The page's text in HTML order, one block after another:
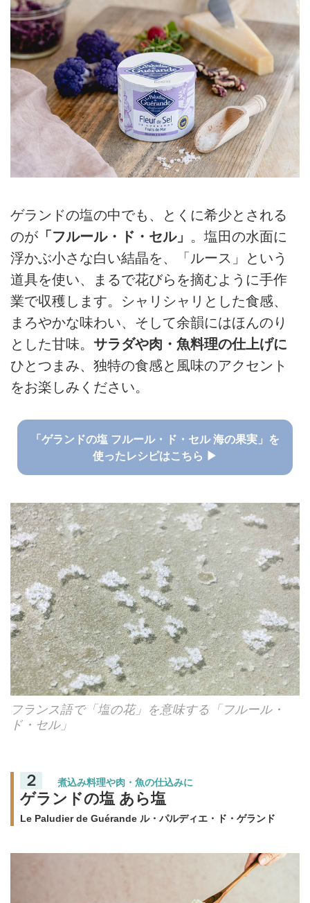
ゲランドの塩の中でも、とくに希少とされる
のが 「フルール・ド・セル」 。塩田の水面に
浮かぶ小さな白い結晶を、「ルース」という
道具を使い、まるで花びらを摘むように手作
業で収穫します。シャリシャリとした食感、
まろやかな味わい、そして余韻にはほんのり
とした甘味。 サラダや肉・魚料理の仕上げに
ひとつまみ、独特の食感と風味のアクセント
をお楽しみください。
「ゲランドの塩 フルール・ド・セル 海の果実」を
使ったレシピはこちら ▶
フランス語で「塩の花」を意味する「フルール・
ド・セル」
２ 煮込み料理や肉・魚の仕込みに
ゲランドの塩 あら塩
Le Paludier de Guérande ル・パルディエ・ド・ゲランド